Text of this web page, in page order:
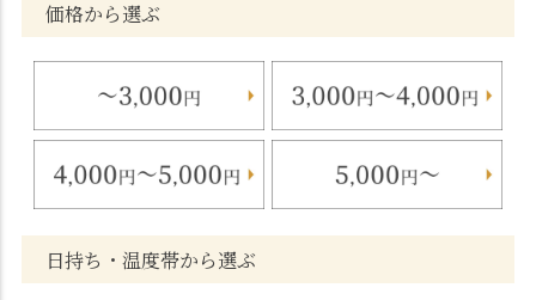
価格から選ぶ
日持ち・温度帯から選ぶ